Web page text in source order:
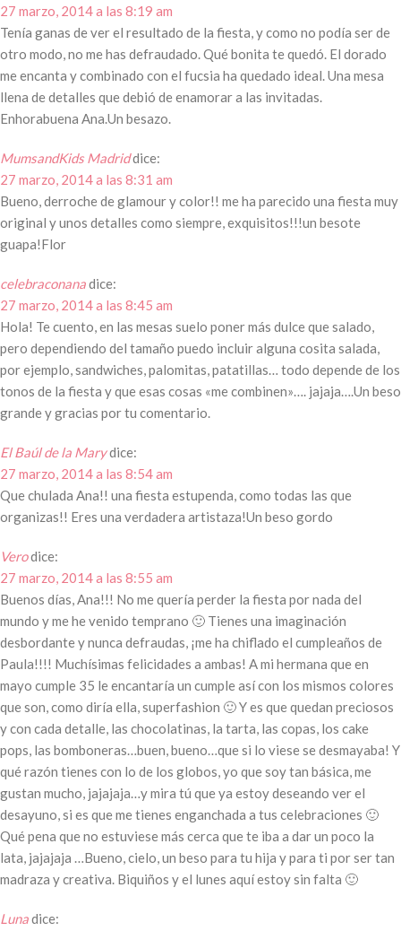
27 marzo, 2014 a las 8:19 am
Tenía ganas de ver el resultado de la fiesta, y como no podía ser de
otro modo, no me has defraudado. Qué bonita te quedó. El dorado
me encanta y combinado con el fucsia ha quedado ideal. Una mesa
llena de detalles que debió de enamorar a las invitadas.
Enhorabuena Ana.Un besazo.
MumsandKids Madriddice:
27 marzo, 2014 a las 8:31 am
Bueno, derroche de glamour y color!! me ha parecido una fiesta muy
original y unos detalles como siempre, exquisitos!!!un besote
guapa!Flor
celebraconanadice:
27 marzo, 2014 a las 8:45 am
Hola! Te cuento, en las mesas suelo poner más dulce que salado,
pero dependiendo del tamaño puedo incluir alguna cosita salada,
por ejemplo, sandwiches, palomitas, patatillas… todo depende de los
tonos de la fiesta y que esas cosas «me combinen»…. jajaja….Un beso
grande y gracias por tu comentario.
El Baúl de la Marydice:
27 marzo, 2014 a las 8:54 am
Que chulada Ana!! una fiesta estupenda, como todas las que
organizas!! Eres una verdadera artistaza!Un beso gordo
Verodice:
27 marzo, 2014 a las 8:55 am
Buenos días, Ana!!! No me quería perder la fiesta por nada del
mundo y me he venido temprano 🙂 Tienes una imaginación
desbordante y nunca defraudas, ¡me ha chiflado el cumpleaños de
Paula!!!! Muchísimas felicidades a ambas! A mi hermana que en
mayo cumple 35 le encantaría un cumple así con los mismos colores
que son, como diría ella, superfashion 🙂 Y es que quedan preciosos
y con cada detalle, las chocolatinas, la tarta, las copas, los cake
pops, las bomboneras…buen, bueno…que si lo viese se desmayaba! Y
qué razón tienes con lo de los globos, yo que soy tan básica, me
gustan mucho, jajajaja…y mira tú que ya estoy deseando ver el
desayuno, si es que me tienes enganchada a tus celebraciones 🙂
Qué pena que no estuviese más cerca que te iba a dar un poco la
lata, jajajaja …Bueno, cielo, un beso para tu hija y para ti por ser tan
madraza y creativa. Biquiños y el lunes aquí estoy sin falta 🙂
Lunadice: